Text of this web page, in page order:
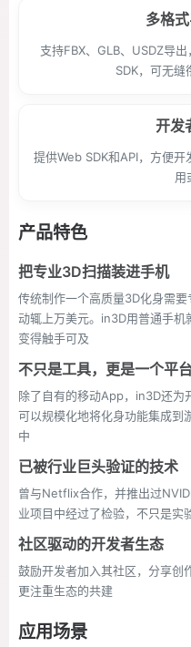
多格
支持FBX、GLB、USDZ导
SDK，可无缝
开发
提供Web SDK和API，方便
用
产品特色
把专业3D扫描装进手机
传统制作一个高质量3D化身需
动辄上万美元。in3D用普通手
变得触手可及
不只是工具，更是一个平
除了自有的移动App，in3D还为
可以规模化地将化身功能集成到
中
已被行业巨头验证的技术
曾与Netflix合作，并推出过
业项目中经过了检验，不只是实
社区驱动的开发者生态
鼓励开发者加入其社区，分享创
更注重生态的共建
应用场景